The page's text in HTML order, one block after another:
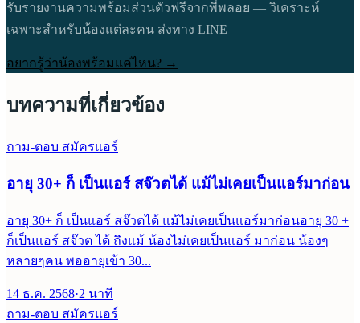
รับรายงานความพร้อมส่วนตัวฟรีจากพี่พลอย — วิเคราะห์
เฉพาะสำหรับน้องแต่ละคน ส่งทาง LINE
อยากรู้ว่าน้องพร้อมแค่ไหน? →
บทความที่เกี่ยวข้อง
ถาม-ตอบ สมัครแอร์
อายุ 30+ ก็ เป็นแอร์ สจ๊วตได้ แม้ไม่เคยเป็นแอร์มาก่อน
อายุ 30+ ก็ เป็นแอร์ สจ๊วตได้ แม้ไม่เคยเป็นแอร์มาก่อนอายุ 30 +
ก็เป็นแอร์ สจ๊วต ได้ ถึงแม้ น้องไม่เคยเป็นแอร์ มาก่อน น้องๆ
หลายๆคน พออายุเข้า 30...
14 ธ.ค. 2568·2 นาที
ถาม-ตอบ สมัครแอร์